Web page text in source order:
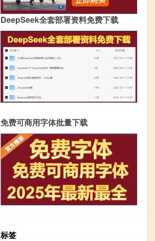
DeepSeek全套部署资料免费下载
免费可商用字体批量下载
标签